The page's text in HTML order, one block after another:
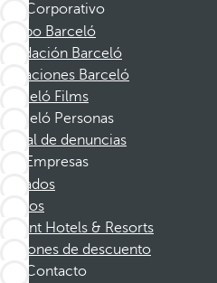
Corporativo
Grupo Barceló
Fundación Barceló
Vacaciones Barceló
Barceló Films
Barceló Personas
Canal de denuncias
Empresas
Afiliados
Socios
Dorint Hotels & Resorts
Cupones de descuento
Contacto